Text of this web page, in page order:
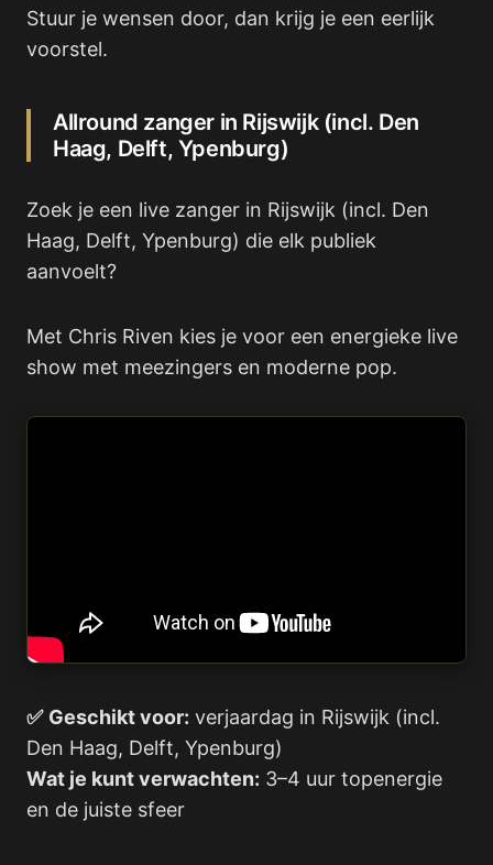
Stuur je wensen door, dan krijg je een eerlijk
voorstel.
Allround zanger in Rijswijk (incl. Den
Haag, Delft, Ypenburg)
Zoek je een live zanger in Rijswijk (incl. Den
Haag, Delft, Ypenburg) die elk publiek
aanvoelt?
Met Chris Riven kies je voor een energieke live
show met meezingers en moderne pop.
✅ Geschikt voor: verjaardag in Rijswijk (incl.
Den Haag, Delft, Ypenburg)
Wat je kunt verwachten: 3–4 uur topenergie
en de juiste sfeer